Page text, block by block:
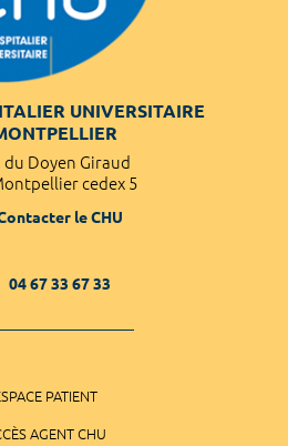
UNIVERSITAIRE
du Doyen Giraud
cedex 5
le CHU
04 67 33 67 33
PATIENT
AGENT CHU